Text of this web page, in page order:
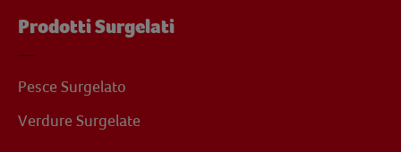
Prodotti Surgelati
Pesce Surgelato
Verdure Surgelate